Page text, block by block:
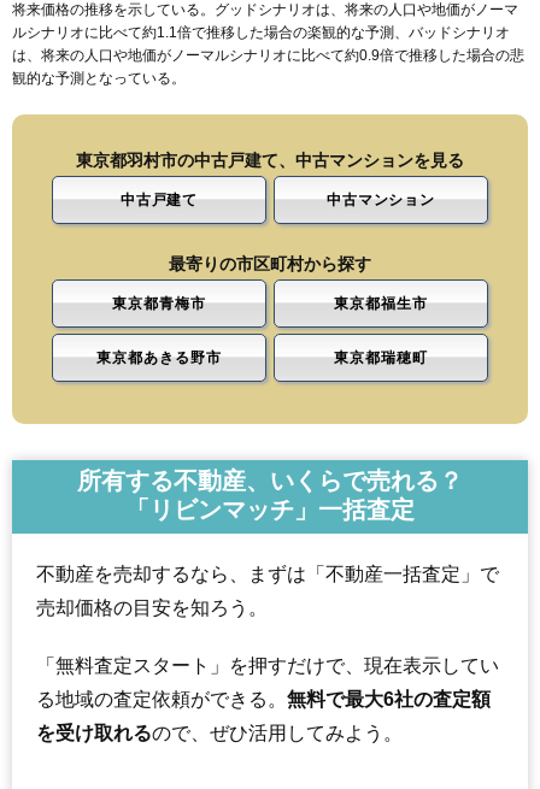
将来価格の推移を示している。グッドシナリオは、将来の人口や地価がノーマ
ルシナリオに比べて約1.1倍で推移した場合の楽観的な予測、バッドシナリオ
は、将来の人口や地価がノーマルシナリオに比べて約0.9倍で推移した場合の悲
観的な予測となっている。
東京都羽村市の中古戸建て、中古マンションを見る
中古戸建て 中古マンション
最寄りの市区町村から探す
東京都青梅市 東京都福生市
東京都あきる野市 東京都瑞穂町
所有する不動産、いくらで売れる？
「リビンマッチ」一括査定
不動産を売却するなら、まずは「不動産一括査定」で
売却価格の目安を知ろう。
「無料査定スタート」を押すだけで、現在表示してい
る地域の査定依頼ができる。 無料で最大6社の査定額
を受け取れるので、ぜひ活用してみよう。